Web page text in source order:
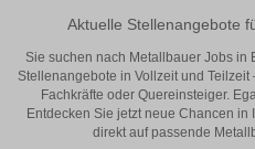
Aktuelle Stellenangebote
Sie suchen nach Metallbauer Jobs in
Stellenangebote in Vollzeit und
Fachkräfte oder Quereinsteiger.
Entdecken Sie jetzt neue Chancen
direkt auf passende